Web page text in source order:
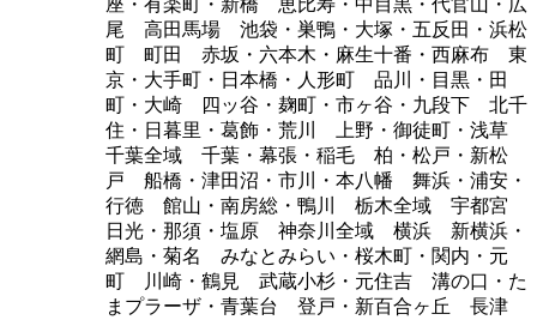
座・有楽町・新橋 恵比寿・中目黒・代官山・広
尾 高田馬場 池袋・巣鴨・大塚・五反田・浜松
町 町田 赤坂・六本木・麻生十番・西麻布 東
京・大手町・日本橋・人形町 品川・目黒・田
町・大崎 四ッ谷・麹町・市ヶ谷・九段下 北千
住・日暮里・葛飾・荒川 上野・御徒町・浅草
千葉全域 千葉・幕張・稲毛 柏・松戸・新松
戸 船橋・津田沼・市川・本八幡 舞浜・浦安・
行徳 館山・南房総・鴨川 栃木全域 宇都宮
日光・那須・塩原 神奈川全域 横浜 新横浜・
網島・菊名 みなとみらい・桜木町・関内・元
町 川崎・鶴見 武蔵小杉・元住吉 溝の口・た
まプラーザ・青葉台 登戸・新百合ヶ丘 長津